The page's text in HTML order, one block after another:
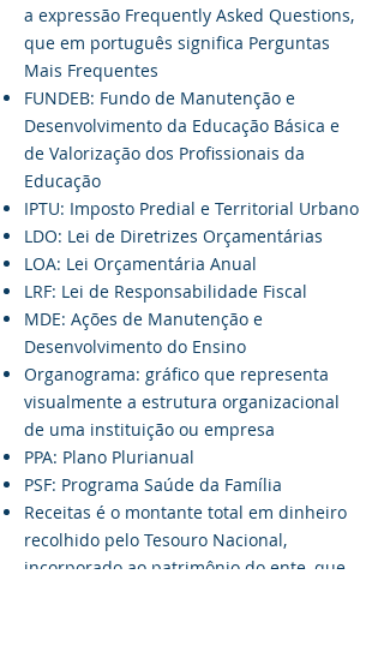
a expressão Frequently Asked Questions,
que em português significa Perguntas
Mais Frequentes
FUNDEB: Fundo de Manutenção e
Desenvolvimento da Educação Básica e
de Valorização dos Profissionais da
Educação
IPTU: Imposto Predial e Territorial Urbano
LDO: Lei de Diretrizes Orçamentárias
LOA: Lei Orçamentária Anual
LRF: Lei de Responsabilidade Fiscal
MDE: Ações de Manutenção e
Desenvolvimento do Ensino
Organograma: gráfico que representa
visualmente a estrutura organizacional
de uma instituição ou empresa
PPA: Plano Plurianual
PSF: Programa Saúde da Família
Receitas é o montante total em dinheiro
recolhido pelo Tesouro Nacional,
incorporado ao patrimônio do ente, que